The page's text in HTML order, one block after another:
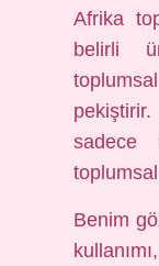
Afrika
belirli
sadece
Benim